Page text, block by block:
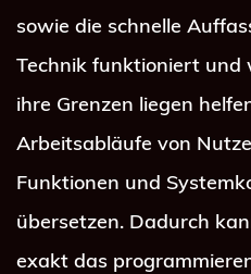
sowie die schnelle
Technik funktioniert und
ihre Grenzen liegen
Arbeitsabläufe von
Funktionen und
übersetzen. Dadurch
exakt das